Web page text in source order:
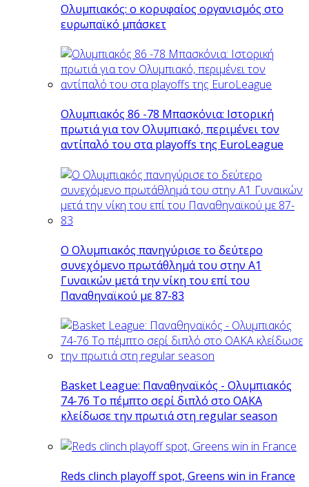
Ολυμπιακός: ο κορυφαίος οργανισμός στο
ευρωπαϊκό μπάσκετ
Ολυμπιακός 86 -78 Μπασκόνια: Ιστορική
πρωτιά για τον Ολυμπιακό, περιμένει τον
αντίπαλό του στα playoffs της EuroLeague
Ο Ολυμπιακός πανηγύρισε το δεύτερο
συνεχόμενο πρωτάθλημά του στην Α1
Γυναικών μετά την νίκη του επί του
Παναθηναϊκού με 87-83
Basket League: Παναθηναϊκός - Ολυμπιακός
74-76 Το πέμπτο σερί διπλό στο ΟΑΚΑ
κλείδωσε την πρωτιά στη regular season
Reds clinch playoff spot, Greens win in France